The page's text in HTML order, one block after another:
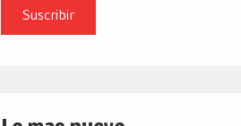
email